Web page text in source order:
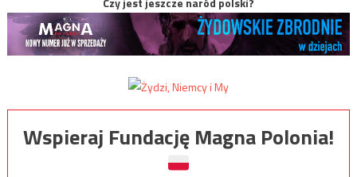
Wspieraj Fundację Magna Polonia!